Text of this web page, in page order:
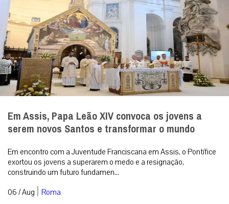
Em Assis, Papa Leão XIV convoca os jovens a
serem novos Santos e transformar o mundo
Em encontro com a Juventude Franciscana em Assis, o Pontífice
exortou os jovens a superarem o medo e a resignação,
construindo um futuro fundamen...
06 / Aug | Roma